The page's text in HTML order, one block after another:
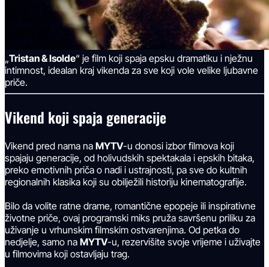
„Tristan & Isolde“ je film koji spaja epsku dramatiku i nježnu
intimnost, idealan kraj vikenda za sve koji vole velike ljubavne
priče.
Vikend koji spaja generacije
Vikend pred nama na MYTV-u donosi izbor filmova koji
spajaju generacije, od holivudskih spektakala i epskih bitaka,
preko emotivnih priča o nadi i ustrajnosti, pa sve do kultnih
regionalnih klasika koji su obilježili historiju kinematografije.
Bilo da volite ratne drame, romantične epopeje ili inspirativne
životne priče, ovaj programski miks pruža savršenu priliku za
uživanje u vrhunskim filmskim ostvarenjima. Od petka do
nedjelje, samo na MYTV-u, rezervišite svoje vrijeme i uživajte
u filmovima koji ostavljaju trag.